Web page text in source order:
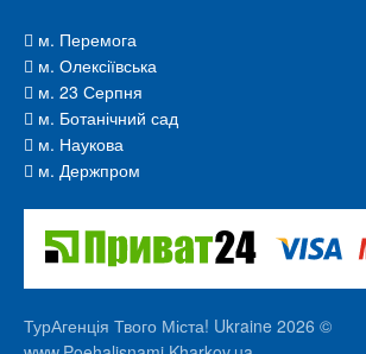
м. Перемога
м. Олексіївська
м. 23 Серпня
м. Ботанічний сад
м. Наукова
м. Держпром
ТурАгенція Твого Міста! Ukraine 2026 ©